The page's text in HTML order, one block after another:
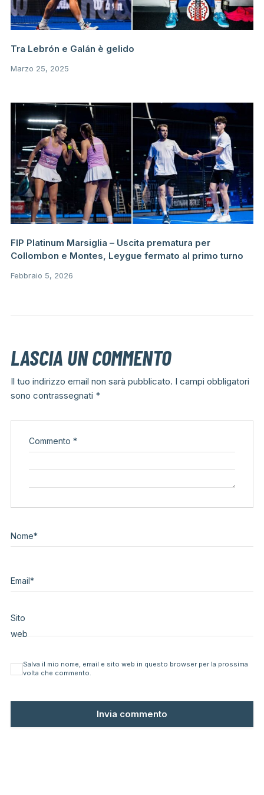
Tra Lebrón e Galán è gelido
Marzo 25, 2025
FIP Platinum Marsiglia – Uscita prematura per
Collombon e Montes, Leygue fermato al primo turno
Febbraio 5, 2026
LASCIA UN COMMENTO
Il tuo indirizzo email non sarà pubblicato. I campi obbligatori
sono contrassegnati *
Commento *
Nome*
Email*
Sito
web
Salva il mio nome, email e sito web in questo browser per la prossima
volta che commento.